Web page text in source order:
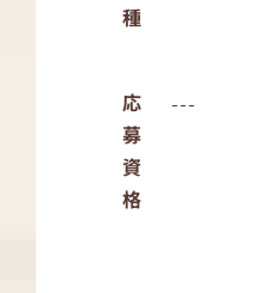
種
応
募
資
格
---